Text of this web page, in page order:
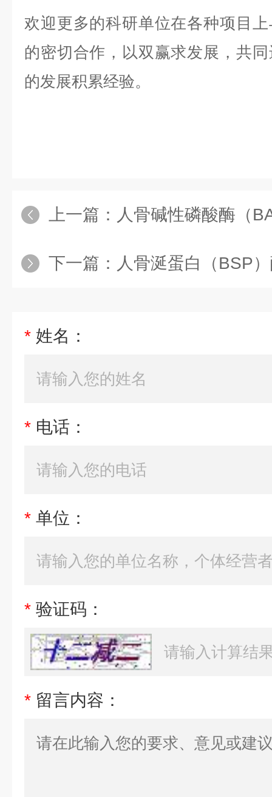
欢迎更多的科研单位在各种项目
的密切合作，以双赢求发展，共
的发展积累经验。
上一篇： 人骨碱性磷酸酶（BAP
下一篇： 人骨涎蛋白（BSP）
* 姓名：
* 电话：
* 单位：
* 验证码：
* 留言内容：